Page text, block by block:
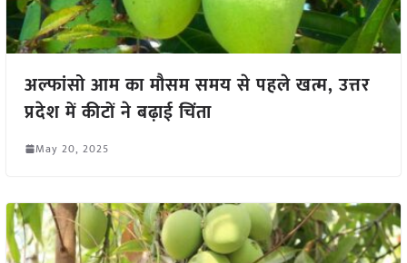
अल्फांसो आम का मौसम समय से पहले खत्म, उत्तर
प्रदेश में कीटों ने बढ़ाई चिंता
May 20, 2025